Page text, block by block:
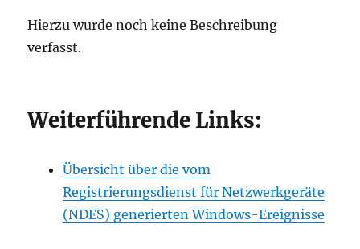
Hierzu wurde noch keine Beschreibung
verfasst.
Weiterführende Links:
Übersicht über die vom
Registrierungsdienst für Netzwerkgeräte
(NDES) generierten Windows-Ereignisse